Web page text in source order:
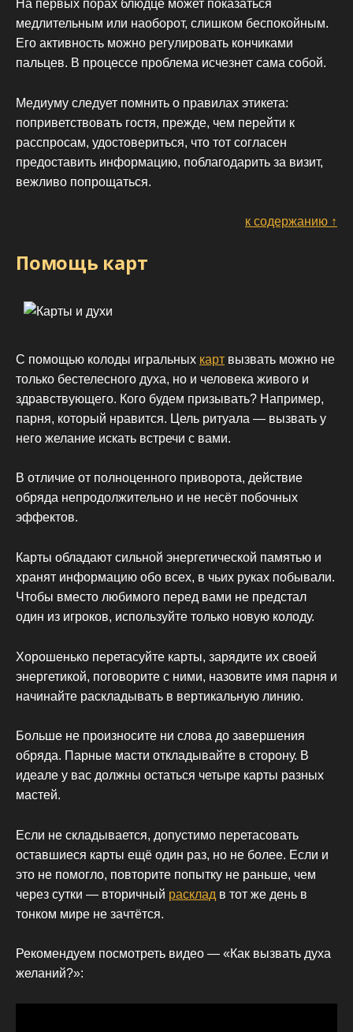
На первых порах блюдце может показаться
медлительным или наоборот, слишком беспокойным.
Его активность можно регулировать кончиками
пальцев. В процессе проблема исчезнет сама собой.
Медиуму следует помнить о правилах этикета:
поприветствовать гостя, прежде, чем перейти к
расспросам, удостовериться, что тот согласен
предоставить информацию, поблагодарить за визит,
вежливо попрощаться.
к содержанию ↑
Помощь карт
С помощью колоды игральных карт вызвать можно не
только бестелесного духа, но и человека живого и
здравствующего. Кого будем призывать? Например,
парня, который нравится. Цель ритуала — вызвать у
него желание искать встречи с вами.
В отличие от полноценного приворота, действие
обряда непродолжительно и не несёт побочных
эффектов.
Карты обладают сильной энергетической памятью и
хранят информацию обо всех, в чьих руках побывали.
Чтобы вместо любимого перед вами не предстал
один из игроков, используйте только новую колоду.
Хорошенько перетасуйте карты, зарядите их своей
энергетикой, поговорите с ними, назовите имя парня и
начинайте раскладывать в вертикальную линию.
Больше не произносите ни слова до завершения
обряда. Парные масти откладывайте в сторону. В
идеале у вас должны остаться четыре карты разных
мастей.
Если не складывается, допустимо перетасовать
оставшиеся карты ещё один раз, но не более. Если и
это не помогло, повторите попытку не раньше, чем
через сутки — вторичный расклад в тот же день в
тонком мире не зачтётся.
Рекомендуем посмотреть видео — «Как вызвать духа
желаний?»: